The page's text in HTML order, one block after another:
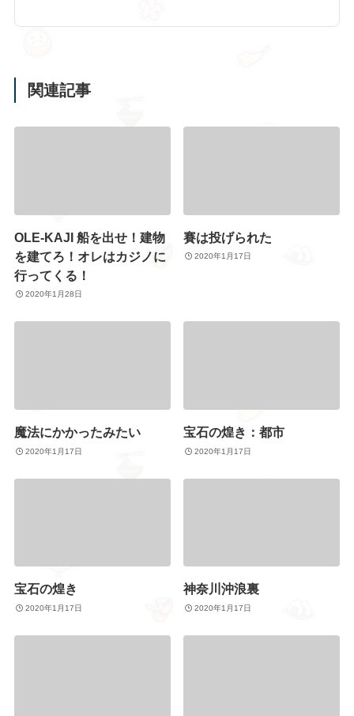
関連記事
OLE-KAJI 船を出せ！建物
を建てろ！オレはカジノに
行ってくる！
2020年1月28日
賽は投げられた
2020年1月17日
魔法にかかったみたい
2020年1月17日
宝石の煌き：都市
2020年1月17日
宝石の煌き
2020年1月17日
神奈川沖浪裏
2020年1月17日